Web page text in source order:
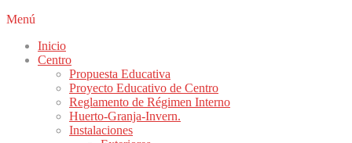
Menú
Inicio
Centro
Propuesta Educativa
Proyecto Educativo de Centro
Reglamento de Régimen Interno
Huerto-Granja-Invern.
Instalaciones